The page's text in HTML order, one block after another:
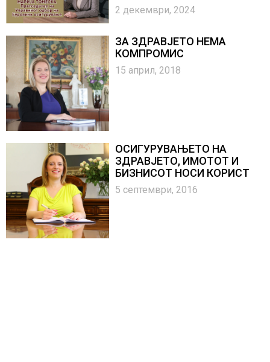
2 декември, 2024
ЗА ЗДРАВЈЕТО НЕМА
КОМПРОМИС
15 април, 2018
ОСИГУРУВАЊЕТО НА
ЗДРАВЈЕТО, ИМОТОТ И
БИЗНИСОТ НОСИ КОРИСТ
5 септември, 2016